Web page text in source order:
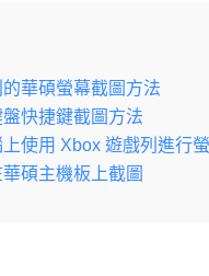
華碩螢幕截圖方法
快捷鍵截圖方法
使用 Xbox 遊戲列進行
碩主機板上截圖